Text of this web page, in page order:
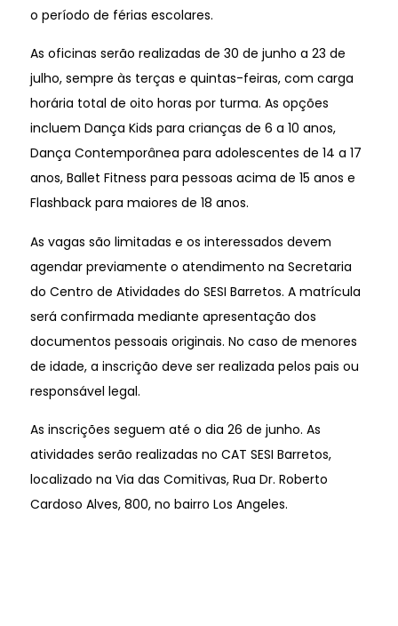
o período de férias escolares.
As oficinas serão realizadas de 30 de junho a 23 de
julho, sempre às terças e quintas-feiras, com carga
horária total de oito horas por turma. As opções
incluem Dança Kids para crianças de 6 a 10 anos,
Dança Contemporânea para adolescentes de 14 a 17
anos, Ballet Fitness para pessoas acima de 15 anos e
Flashback para maiores de 18 anos.
As vagas são limitadas e os interessados devem
agendar previamente o atendimento na Secretaria
do Centro de Atividades do SESI Barretos. A matrícula
será confirmada mediante apresentação dos
documentos pessoais originais. No caso de menores
de idade, a inscrição deve ser realizada pelos pais ou
responsável legal.
As inscrições seguem até o dia 26 de junho. As
atividades serão realizadas no CAT SESI Barretos,
localizado na Via das Comitivas, Rua Dr. Roberto
Cardoso Alves, 800, no bairro Los Angeles.